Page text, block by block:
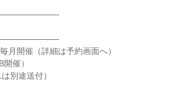
月開催（詳細は予約画面へ）
催）
別途送付）